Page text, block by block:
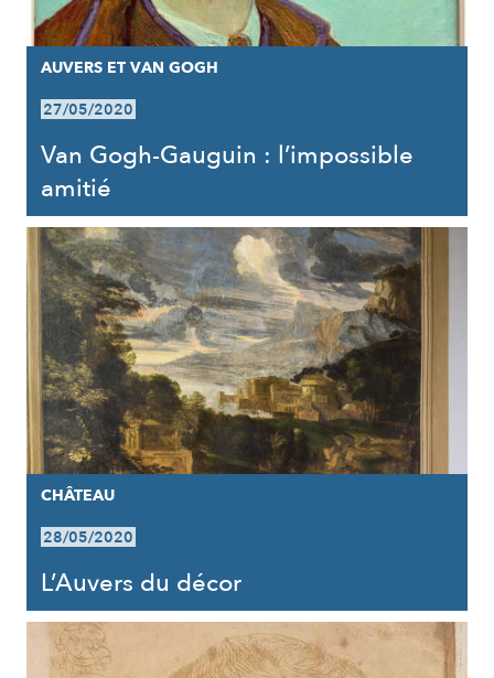
AUVERS ET VAN GOGH
27/05/2020
Van Gogh-Gauguin : l’impossible
amitié
CHÂTEAU
28/05/2020
L’Auvers du décor